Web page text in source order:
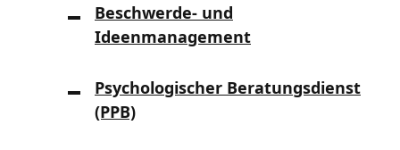
Beschwerde- und
Ideenmanagement
Psychologischer Beratungsdienst
(PPB)